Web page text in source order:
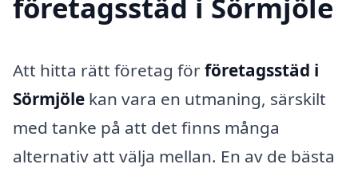
företagsstäd i Sörmjöle
Att hitta rätt företag förföretagsstäd i
Sörmjöle kan vara en utmaning, särskilt
med tanke på att det finns många
alternativ att välja mellan. En av de bästa